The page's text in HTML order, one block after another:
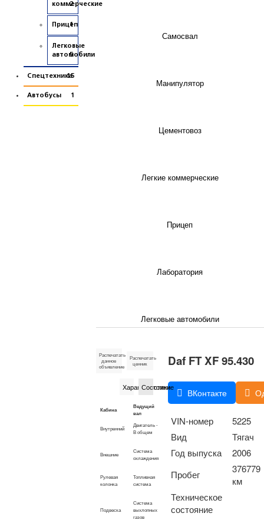
коммерческие
2
Прицеп
1
Легковые
автомобили
5
Спецтехника
15
Автобусы 1
Самосвал
Манипулятор
Цементовоз
Легкие коммерческие
Прицеп
Лаборатория
Легковые автомобили
Распечатать
данное
объявление
Распечатать
ценник
Характеристики
Состояние
Кабина
Ведущий
вал
Внутренний
Двигатель -
В общем
Внешние
Система
охлаждения
Рулевая
колонка
Топливная
система
Подвеска
Система
выхлопных
газов
Daf FT XF 95.430
ВКонтакте
VIN-номер
5225
Вид
Тягач
Год выпуска
2006
Пробег
376779
км
Техническое
состояние